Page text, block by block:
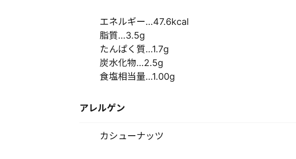
エネルギー…47.6kcal
脂質…3.5g
たんぱく質…1.7g
炭水化物…2.5g
食塩相当量…1.00g
アレルゲン
カシューナッツ